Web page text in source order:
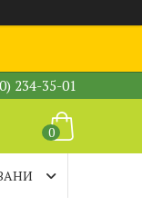
234-35-01